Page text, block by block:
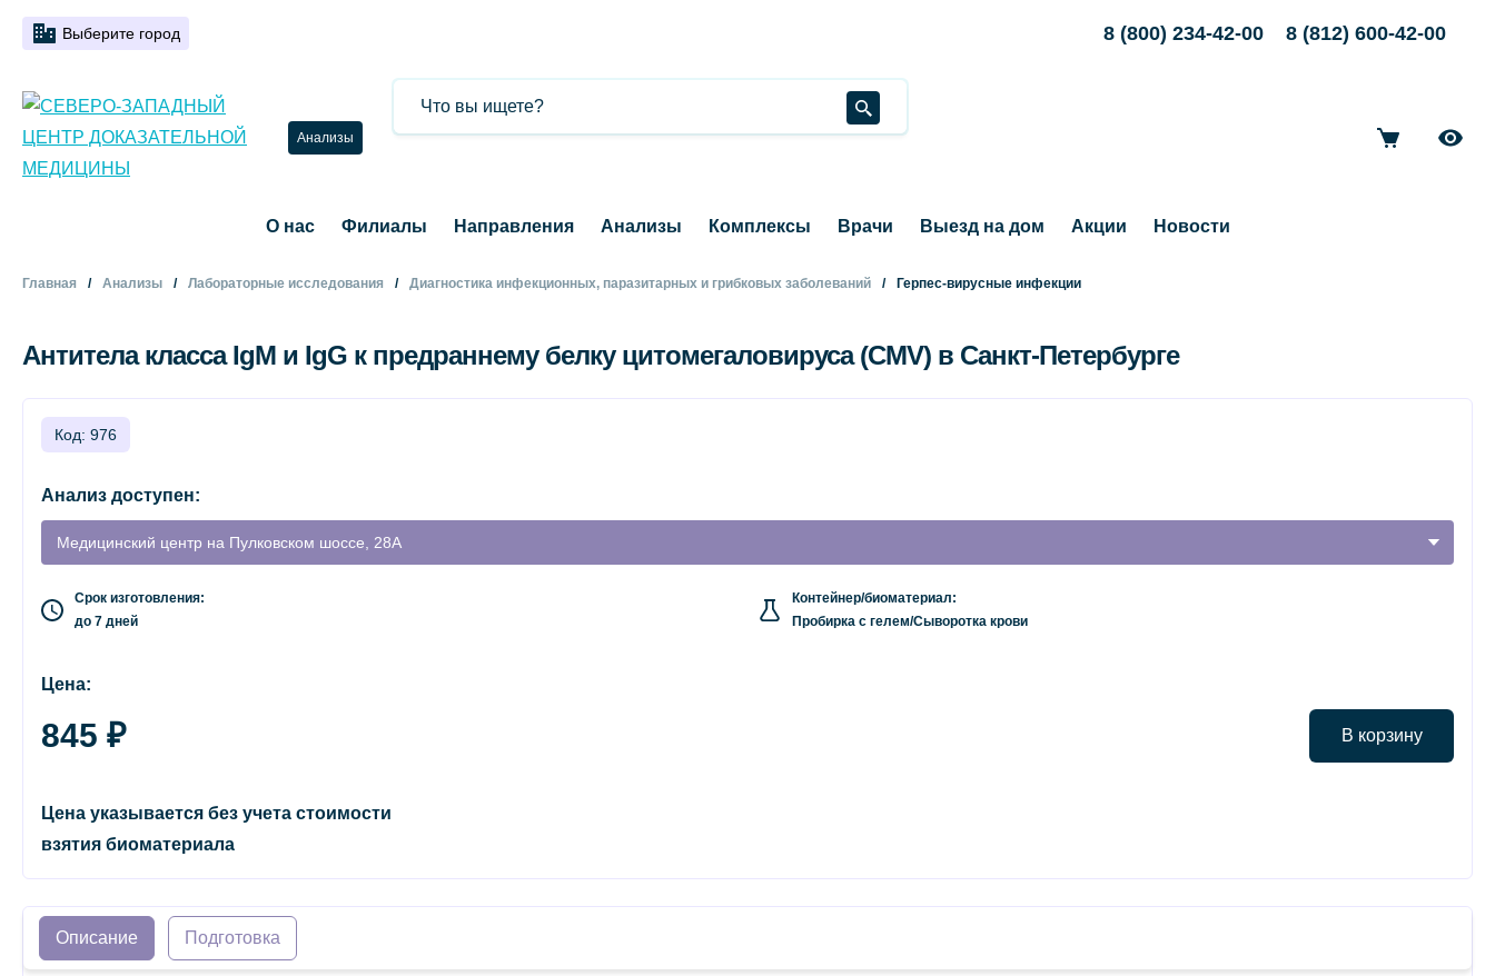
Выберите город 8 (800) 234-42-00 8 (812) 600-42-00
Анализы
О нас Филиалы Направления Анализы Комплексы Врачи Выезд на дом Акции Новости
Главная Анализы Лабораторные исследования Диагностика инфекционных, паразитарных и грибковых заболеваний Герпес-вирусные инфекции
Антитела класса IgM и IgG к предраннему белку цитомегаловируса (CMV) в Санкт-Петербурге
Код: 976
Анализ доступен:
Медицинский центр на Пулковском шоссе, 28А
Срок изготовления:
до 7 дней
Контейнер/биоматериал:
Пробирка с гелем/Сыворотка крови
Цена:
845 ₽ В корзину
Цена указывается без учета стоимости
взятия биоматериала
Описание Подготовка